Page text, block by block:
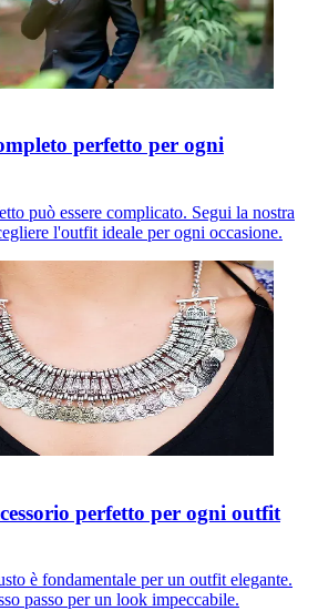
perfetto per ogni
può essere complicato. Segui la nostra
l'outfit ideale per ogni occasione.
perfetto per ogni outfit
è fondamentale per un outfit elegante.
passo per un look impeccabile.